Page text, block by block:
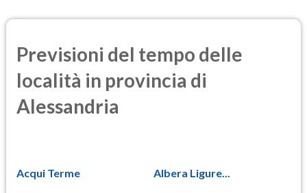
Previsioni del tempo delle
località in provincia di
Alessandria
Acqui Terme Albera Ligure...